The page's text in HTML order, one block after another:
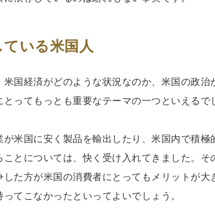
いる米国人
国経済がどのような状況なのか、米国の政治
ってもっとも重要なテーマの一つといえるで
米国に安く製品を輸出したり、米国内で積極
とについては、快く受け入れてきました。そ
た方が米国の消費者にとってもメリットが大
てこなかったといってよいでしょう。